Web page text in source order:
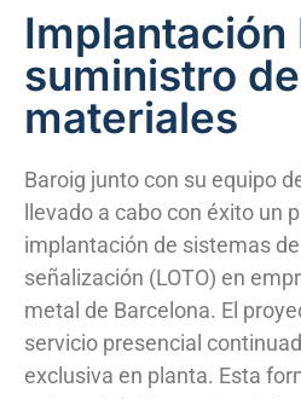
Implantación
suministro de
materiales
Baroig junto con su equipo
llevado a cabo con éxito un
implantación de sistemas
señalización (LOTO) en
metal de Barcelona. El
servicio presencial
exclusiva en planta. Esta